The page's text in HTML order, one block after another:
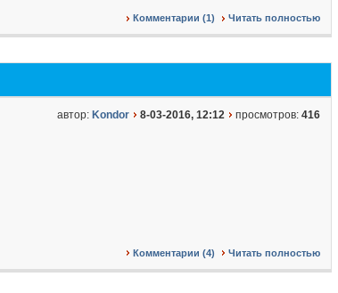
Комментарии (1) Читать полностью
автор: Kondor 8-03-2016, 12:12 просмотров: 416
Комментарии (4) Читать полностью